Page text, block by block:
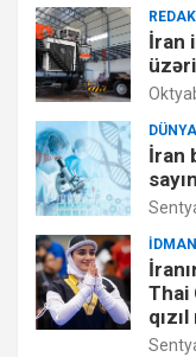
İran
DÜNYA
İran
Thai